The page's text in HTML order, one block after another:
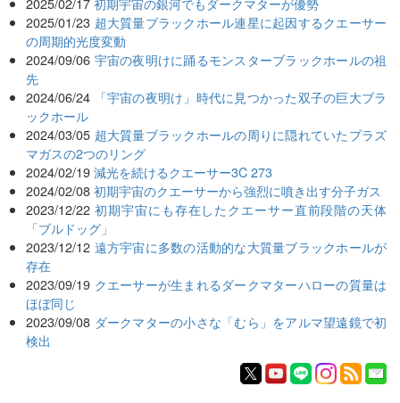
2025/01/23 超大質量ブラックホール連星に起因するクエーサー
の周期的光度変動
2024/09/06 宇宙の夜明けに踊るモンスターブラックホールの祖
先
2024/06/24
「宇宙の夜明け」時代に見つかった双子の巨大ブラ
ックホール
2024/03/05 超大質量ブラックホールの周りに隠れていたプラズ
マガスの2つのリング
2024/02/19 減光を続けるクエーサー3C 273
2024/02/08 初期宇宙のクエーサーから強烈に噴き出す分子ガス
2023/12/22 初期宇宙にも存在したクエーサー直前段階の天体
「ブルドッグ」
2023/12/12 遠方宇宙に多数の活動的な大質量ブラックホールが
存在
2023/09/19 クエーサーが生まれるダークマターハローの質量は
ほぼ同じ
2023/09/08 ダークマターの小さな「むら」をアルマ望遠鏡で初
検出